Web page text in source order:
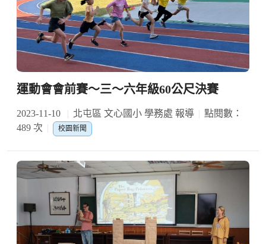
運動會會前賽～三～六年級60公尺決賽
2023-11-10 北屯區 文心國小 學務處 報導
點閱數：
489 次
校園新聞